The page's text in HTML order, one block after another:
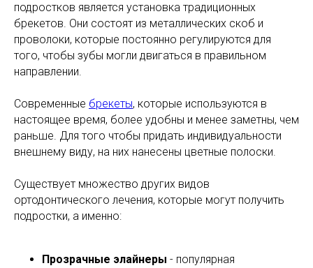
подростков является установка традиционных
брекетов. Они состоят из металлических скоб и
проволоки, которые постоянно регулируются для
того, чтобы зубы могли двигаться в правильном
направлении.
Современные брекеты, которые используются в
настоящее время, более удобны и менее заметны, чем
раньше. Для того чтобы придать индивидуальности
внешнему виду, на них нанесены цветные полоски.
Существует множество других видов
ортодонтического лечения, которые могут получить
подростки, а именно:
Прозрачные элайнеры - популярная